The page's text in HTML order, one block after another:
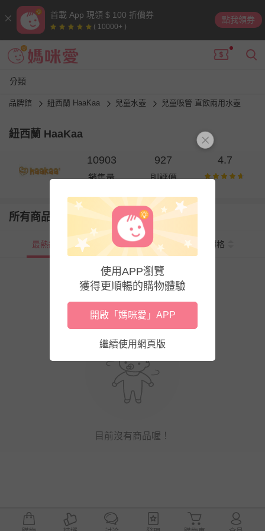
首載 App 現領 $ 100 折價券
( 10000+ )
點我領券
分類
品牌館 紐西蘭 HaaKaa 兒童水壺 兒童吸管 直飲兩用水壺
紐西蘭 HaaKaa
10903
銷售量
927
則評價
4.7
所有商品
最熱銷 新上市 價格
目前沒有商品喔！
使用APP瀏覽
獲得更順暢的購物體驗
開啟「媽咪愛」APP
繼續使用網頁版